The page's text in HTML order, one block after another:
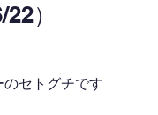
）
セトグチです